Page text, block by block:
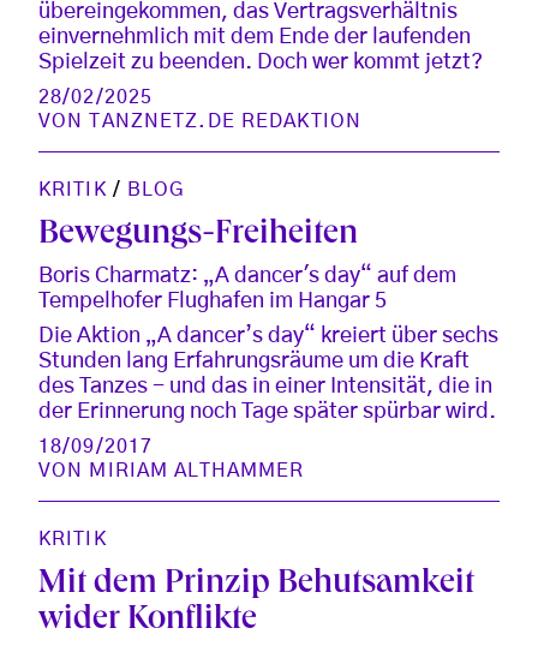
übereingekommen, das Vertragsverhältnis
einvernehmlich mit dem Ende der laufenden
Spielzeit zu beenden. Doch wer kommt jetzt?
28/02/2025
VON
TANZNETZ.DE REDAKTION
KRITIK/ BLOG
Bewegungs-Freiheiten
Boris Charmatz: „A dancer's day“ auf dem
Tempelhofer Flughafen im Hangar 5
Die Aktion „A dancer’s day“ kreiert über sechs
Stunden lang Erfahrungsräume um die Kraft
des Tanzes - und das in einer Intensität, die in
der Erinnerung noch Tage später spürbar wird.
18/09/2017
VON MIRIAM ALTHAMMER
KRITIK
Mit dem Prinzip Behutsamkeit
wider Konflikte